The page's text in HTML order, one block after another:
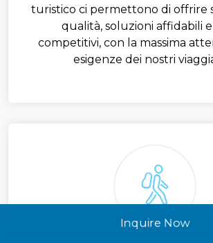
turistico ci permettono di offrire
qualità, soluzioni affidabili
competitivi, con la massima
esigenze dei nostri
Inquire Now